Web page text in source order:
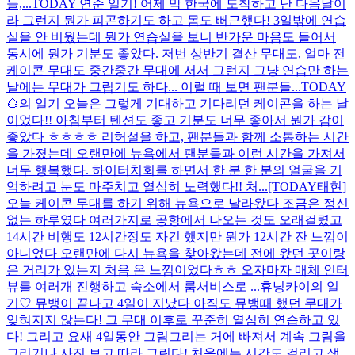
들,...TODAY 연준 일기! 어제 막 한국에 도착하고 난 다음날이
라 그런지 뭔가 피곤하기도 하고 몸도 뻐근했다! 3일밖에 연습
실을 안 비웠는데 뭔가 연습실을 보니 반가운 마음도 들어서
동시에 뭔가 기분도 좋았다. 저번 상반기 결산 무대도, 얼마 전
케이콘 무대도 중간중간 무대에 서서 그런지 그냥 연습만 하는
날에는 무대가 그립기도 하다... 이럴 때 보면 팬분들...TODAY
🌰의 일기 오늘은 그렇게 기대하고 기다리던 케이콘을 하는 날
이었다!! 아침부터 텐션도 좋고 기분도 너무 좋아서 뭔가 감이
좋았다 ㅎㅎㅎㅎ 리허설을 하고, 팬분들과 함께 소통하는 시간
을 가졌는데 오랜만에 뉴욕에서 팬분들과 이런 시간을 가져서
너무 행복했다. 하이터치회를 하면서 한 분 한 분의 얼굴을 기
억하려고 눈도 마주치고 열심히 노력했다!! 처...[TODAY태현]
오늘 케이콘 무대를 하기 위해 뉴욕으로 날라왔다 조금은 정신
없는 하루였다 여러가지로 공항에서 나오는 것도 오래걸렸고
14시간 비행도 12시간정도 자긴 했지만 뭔가 12시간 잔 느낌이
아니었다 오랜만에 다시 뉴욕을 찾아왔는데 전에 왔던 곳이랑
은 거리가 있는지 처음 온 느낌이었다ㅎㅎ 오자마자 매체 인터
뷰를 여러개 진행하고 숙소에서 룸서비스로 ...휴닝카이의 일
기♡ 뮤뱅이 끝나고 4일이 지났다 아직도 뮤뱅때 했던 무대가
잊혀지지 않는다! 그 무대 이후로 꾸준히 열심히 연습하고 있
다! 그리고 요새 4일동안 그림그리는 거에 빠져서 계속 그림을